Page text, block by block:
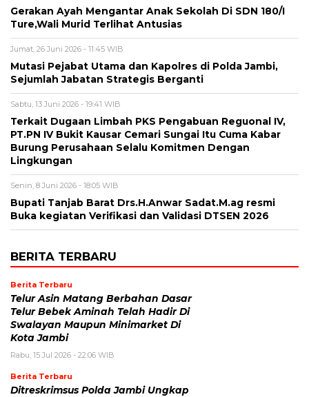
Gerakan Ayah Mengantar Anak Sekolah Di SDN 180/I
Ture,Wali Murid Terlihat Antusias
Jumat, 26 Juni 2026 - 11:45 WIB
Mutasi Pejabat Utama dan Kapolres di Polda Jambi,
Sejumlah Jabatan Strategis Berganti
Sabtu, 13 Juni 2026 - 19:41 WIB
Terkait Dugaan Limbah PKS Pengabuan Reguonal IV,
PT.PN IV Bukit Kausar Cemari Sungai Itu Cuma Kabar
Burung Perusahaan Selalu Komitmen Dengan
Lingkungan
Senin, 8 Juni 2026 - 18:05 WIB
Bupati Tanjab Barat Drs.H.Anwar Sadat.M.ag resmi
Buka kegiatan Verifikasi dan Validasi DTSEN 2026
BERITA TERBARU
Berita Terbaru
Telur Asin Matang Berbahan Dasar
Telur Bebek Aminah Telah Hadir Di
Swalayan Maupun Minimarket Di
Kota Jambi
Rabu, 15 Jul 2026 - 22:06 WIB
Berita Terbaru
Ditreskrimsus Polda Jambi Ungkap